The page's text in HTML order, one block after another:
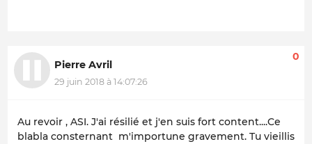
Pierre Avril
29 juin 2018 à 14:07:26
0
Au revoir , ASI. J'ai résilié et j'en suis fort content....Ce
blabla consternant m'importune gravement. Tu vieillis